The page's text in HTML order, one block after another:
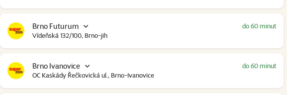
Brno Futurum
Vídeňská 132/100, Brno-jih
do 60 minut
Brno Ivanovice
OC Kaskády Řečkovická ul., Brno-Ivanovice
do 60 minut